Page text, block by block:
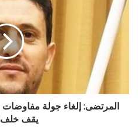
إلغاء
جولة
مفاوضات
الاسرى
يقف
خلفالمرتضى: إلغاء جولة
يقف خلف